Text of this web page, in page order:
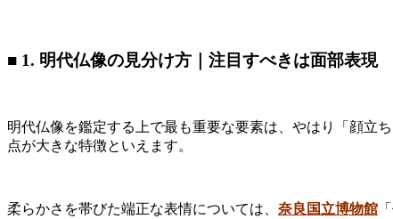
■ 1. 明代仏像の見分け方｜注目すべきは面部表現
明代仏像を鑑定する上で最も重要な要素は、やはり「顔立
点が大きな特徴といえます。
柔らかさを帯びた端正な表情については、 奈良国立博物館